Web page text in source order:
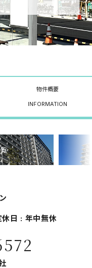
物件概要
INFORMATION
休日 : 年中無休